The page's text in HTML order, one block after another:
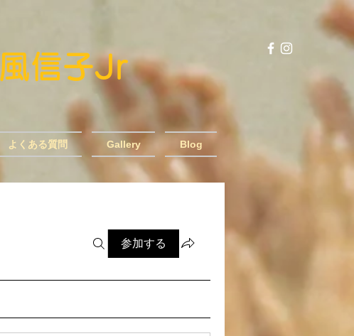
​風信子Jr
よくある質問 Gallery Blog
参加する